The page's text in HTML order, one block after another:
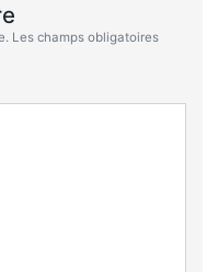
Les champs obligatoires